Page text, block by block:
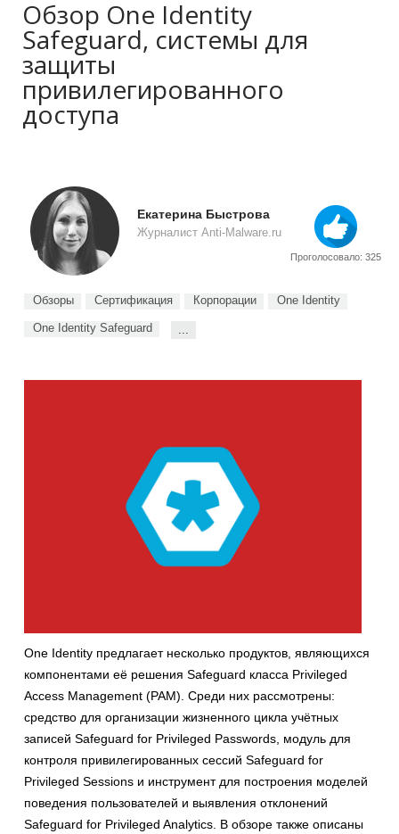
Обзор One Identity
Safeguard, системы для
защиты
привилегированного
доступа
Екатерина Быстрова
Журналист Anti-Malware.ru
Проголосовало: 325
Обзоры Сертификация Корпорации One Identity
One Identity Safeguard ...
One Identity предлагает несколько продуктов, являющихся
компонентами её решения Safeguard класса Privileged
Access Management (PAM). Среди них рассмотрены:
средство для организации жизненного цикла учётных
записей Safeguard for Privileged Passwords, модуль для
контроля привилегированных сессий Safeguard for
Privileged Sessions и инструмент для построения моделей
поведения пользователей и выявления отклонений
Safeguard for Privileged Analytics. В обзоре также описаны